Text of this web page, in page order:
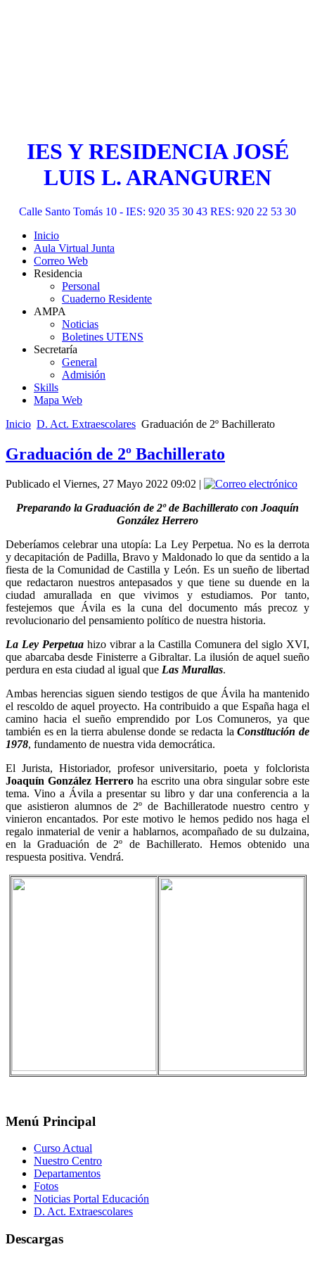
IES Y RESIDENCIA JOSÉ
LUIS L. ARANGUREN
Calle Santo Tomás 10 - IES: 920 35 30 43 RES: 920 22 53 30
Inicio
Aula Virtual Junta
Correo Web
Residencia
Personal
Cuaderno Residente
AMPA
Noticias
Boletines UTENS
Secretaría
General
Admisión
Skills
Mapa Web
Inicio D. Act. Extraescolares Graduación de 2º Bachillerato
Graduación de 2º Bachillerato
Publicado el Viernes, 27 Mayo 2022 09:02 |
Preparando la Graduación de 2º de Bachillerato con Joaquín
González Herrero
Deberíamos celebrar una utopía: La Ley Perpetua. No es la derrota
y decapitación de Padilla, Bravo y Maldonado lo que da sentido a la
fiesta de la Comunidad de Castilla y León. Es un sueño de libertad
que redactaron nuestros antepasados y que tiene su duende en la
ciudad amurallada en que vivimos y estudiamos. Por tanto,
festejemos que Ávila es la cuna del documento más precoz y
revolucionario del pensamiento político de nuestra historia.
La Ley Perpetuahizo vibrar a la Castilla Comunera del siglo XVI,
que abarcaba desde Finisterre a Gibraltar. La ilusión de aquel sueño
perdura en esta ciudad al igual que Las Murallas.
Ambas herencias siguen siendo testigos de que Ávila ha mantenido
el rescoldo de aquel proyecto. Ha contribuido a que España haga el
camino hacia el sueño emprendido por Los Comuneros, ya que
también es en la tierra abulense donde se redacta laConstitución de
1978, fundamento de nuestra vida democrática.
El Jurista, Historiador, profesor universitario, poeta y folclorista
Joaquín González Herrero ha escrito una obra singular sobre este
tema. Vino a Ávila a presentar su libro y dar una conferencia a la
que asistieron alumnos de 2º de Bachilleratode nuestro centro y
vinieron encantados. Por este motivo le hemos pedido nos haga el
regalo inmaterial de venir a hablarnos, acompañado de su dulzaina,
en la Graduación de 2º de Bachillerato. Hemos obtenido una
respuesta positiva. Vendrá.
Menú Principal
Curso Actual
Nuestro Centro
Departamentos
Fotos
Noticias Portal Educación
D. Act. Extraescolares
Descargas